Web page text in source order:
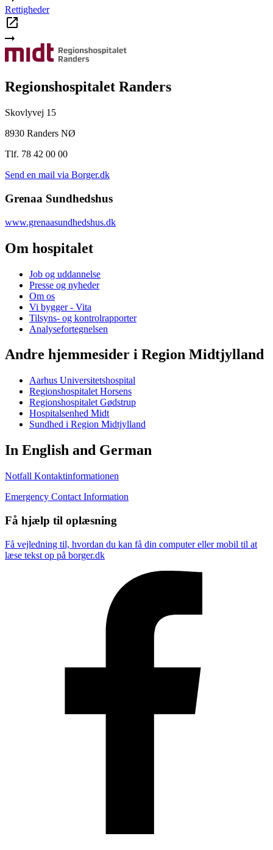
Rettigheder
Regionshospitalet Randers
Skovlyvej 15
8930 Randers NØ
Tlf. 78 42 00 00
Send en mail via Borger.dk
Grenaa Sundhedshus
www.grenaasundhedshus.dk
Om hospitalet
Job og uddannelse
Presse og nyheder
Om os
Vi bygger - Vita
Tilsyns- og kontrolrapporter
Analysefortegnelsen
Andre hjemmesider i Region Midtjylland
Aarhus Universitetshospital
Regionshospitalet Horsens
Regionshospitalet Gødstrup
Hospitalsenhed Midt
Sundhed i Region Midtjylland
In English and German
Notfall Kontaktinformationen
Emergency Contact Information
Få hjælp til oplæsning
Få vejledning til, hvordan du kan få din computer eller mobil til at
læse tekst op på borger.dk